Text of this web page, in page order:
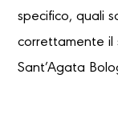
specifico, quali
correttamente il
Sant’Agata